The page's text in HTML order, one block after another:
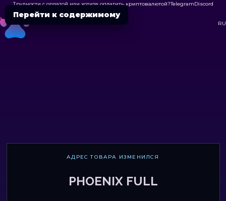
Перейти к содержимому
Трудности с оплатой или хотите оплатить криптовалютой?TelegramDiscord

RU
АДРЕС ТОВАРА ИЗМЕНИЛСЯ
PHOENIX FULL